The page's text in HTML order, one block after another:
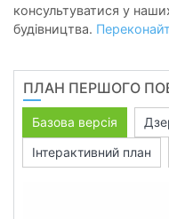
консультуватися у
будівництва.
ПЛАН ПЕРШОГО
Базова версія
Інтерактивний план